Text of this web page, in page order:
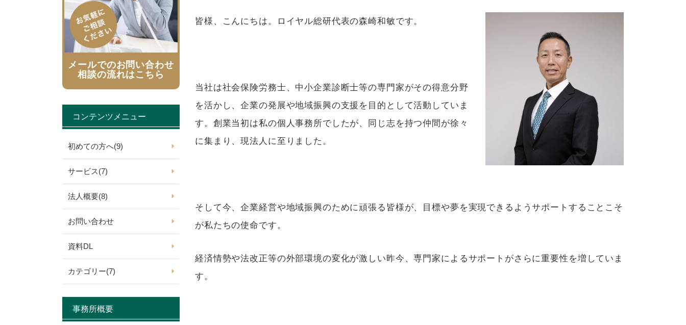
皆様、こんにちは。ロイヤル総研代表の森崎和敏です。
当社は社会保険労務士、中小企業診断士等の専門家がその得意分野
を活かし、企業の発展や地域振興の支援を目的として活動していま
す。創業当初は私の個人事務所でしたが、同じ志を持つ仲間が徐々
に集まり、現法人に至りました。
そして今、企業経営や地域振興のために頑張る皆様が、目標や夢を実現できるようサポートすることこそ
が私たちの使命です。
経済情勢や法改正等の外部環境の変化が激しい昨今、専門家によるサポートがさらに重要性を増していま
す。
メールでのお問い合わせ
相談の流れはこちら
コンテンツメニュー
初めての方へ(9)
サービス(7)
法人概要(8)
お問い合わせ
資料DL
カテゴリー(7)
事務所概要